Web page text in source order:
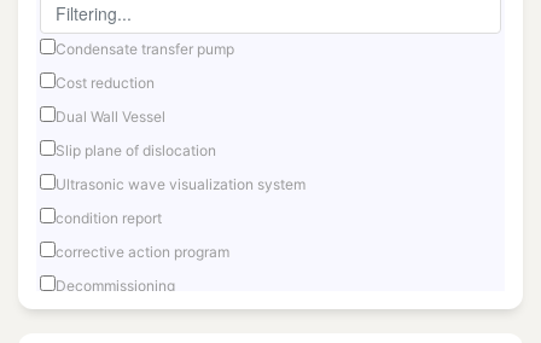
Condensate transfer pump
Cost reduction
Dual Wall Vessel
Slip plane of dislocation
Ultrasonic wave visualization system
condition report
corrective action program
Decommissioning